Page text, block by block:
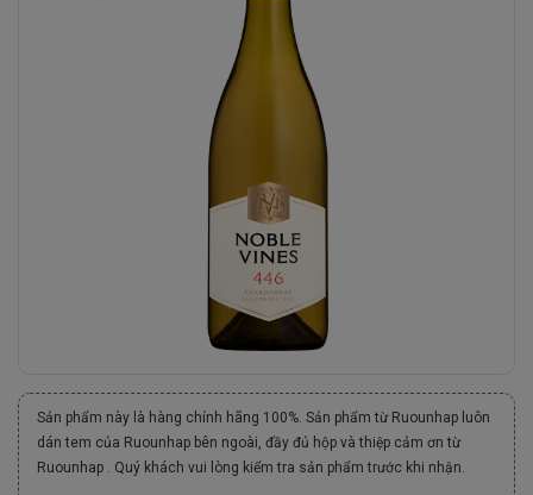
Sản phẩm này là hàng chính hãng 100%. Sản phẩm từ Ruounhap luôn
dán tem của Ruounhap bên ngoài, đầy đủ hộp và thiệp cảm ơn từ
Ruounhap . Quý khách vui lòng kiểm tra sản phẩm trước khi nhận.